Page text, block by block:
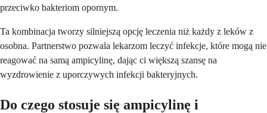
przeciwko bakteriom opornym.
Ta kombinacja tworzy silniejszą opcję leczenia niż każdy z leków z
osobna. Partnerstwo pozwala lekarzom leczyć infekcje, które mogą nie
reagować na samą ampicylinę, dając ci większą szansę na
wyzdrowienie z uporczywych infekcji bakteryjnych.
Do czego stosuje się ampicylinę i